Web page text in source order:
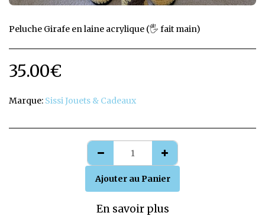
Peluche Girafe en laine acrylique (🖐️ fait main)
35.00€
Marque: Sissi Jouets & Cadeaux
Ajouter au Panier
En savoir plus